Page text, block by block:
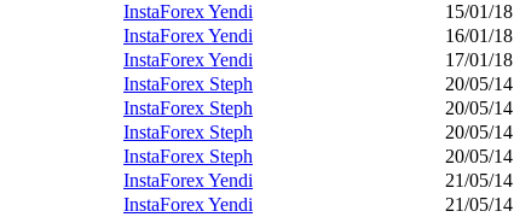
InstaForex Yendi 15/01/18
InstaForex Yendi 16/01/18
InstaForex Yendi 17/01/18
InstaForex Steph 20/05/14
InstaForex Steph 20/05/14
InstaForex Steph 20/05/14
InstaForex Steph 20/05/14
InstaForex Yendi 21/05/14
InstaForex Yendi 21/05/14